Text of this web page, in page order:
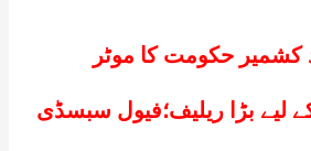
کشمیر حکومت کا موٹر
لیے بڑا ریلیف؛فیول سبسڈی